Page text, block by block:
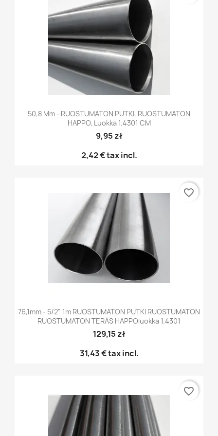
50,8 Mm - RUOSTUMATON PUTKI, RUOSTUMATON
HAPPO, Luokka 1.4301 CM
9,95 zł
2,42 €tax incl.
76,1mm - 5/2" 1m RUOSTUMATON PUTKI RUOSTUMATON
RUOSTUMATON TERÄS HAPPOluokka 1.4301
129,15 zł
31,43 €tax incl.
favorite_border
favorite_border